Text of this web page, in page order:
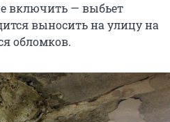
включить — выбьет
выносить на улицу на
обломков.